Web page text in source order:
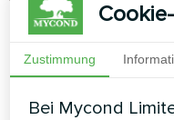
Reihenhaus mit
Wärmepumpen
BeeHeat Serie
Zustimmung
Bei Mycond